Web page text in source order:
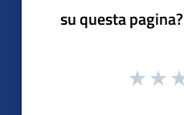
su questa pagina?